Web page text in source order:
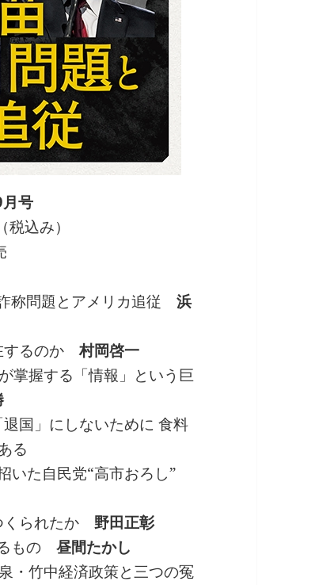
月号
込み）
称問題とアメリカ追従浜
するのか村岡啓一
掌握する「情報」という巨
国」にしないために 食料
る
いた自民党“高市おろし”
くられたか 野田正彰
るもの昼間たかし
・竹中経済政策と三つの冤